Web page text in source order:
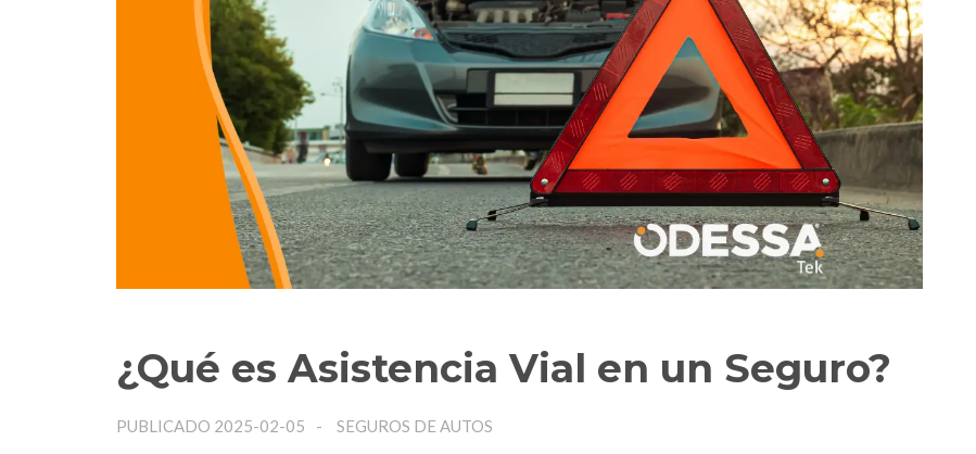
¿Qué es Asistencia Vial en un Seguro?
PUBLICADO 2025-02-05 SEGUROS DE AUTOS